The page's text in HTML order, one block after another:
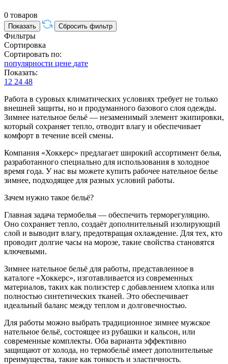
0 товаров
Фильтры
Сортировка
Сортировать по:
популярности цене дате
Показать:
12 24 48
Работа в суровых климатических условиях требует не только
внешней защиты, но и продуманного базового слоя одежды.
Зимнее нательное бельё — незаменимый элемент экипировки,
который сохраняет тепло, отводит влагу и обеспечивает
комфорт в течение всей смены.
Компания «Хоккерс» предлагает широкий ассортимент белья,
разработанного специально для использования в холодное
время года. У нас вы можете купить рабочее нательное белье
зимнее, подходящее для разных условий работы.
Зачем нужно такое бельё?
Главная задача термобелья — обеспечить терморегуляцию.
Оно сохраняет тепло, создаёт дополнительный изолирующий
слой и выводит влагу, предотвращая охлаждение. Для тех, кто
проводит долгие часы на морозе, такие свойства становятся
ключевыми.
Зимнее нательное бельё для работы, представленное в
каталоге «Хоккерс», изготавливается из современных
материалов, таких как полиэстер с добавлением хлопка или
полностью синтетических тканей. Это обеспечивает
идеальный баланс между теплом и долговечностью.
Для работы можно выбрать традиционное зимнее мужское
нательное бельё, состоящее из рубашки и кальсон, или
современные комплекты. Оба варианта эффективно
защищают от холода, но термобельё имеет дополнительные
преимущества, такие как тонкость и эластичность.